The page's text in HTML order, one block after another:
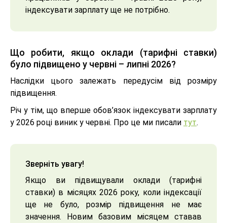
індексувати зарплату ще не потрібно.
Що робити, якщо оклади (тарифні ставки)
було підвищено у червні – липні 2026?
Наслідки цього залежать передусім від розміру
підвищення.
Річ у тім, що вперше обов’язок індексувати зарплату
у 2026 році виник у червні. Про це ми писали тут.
Зверніть увагу!
Якщо ви підвищували оклади (тарифні
ставки) в місяцях 2026 року, коли індексації
ще не було, розмір підвищення не має
значення. Новим базовим місяцем ставав